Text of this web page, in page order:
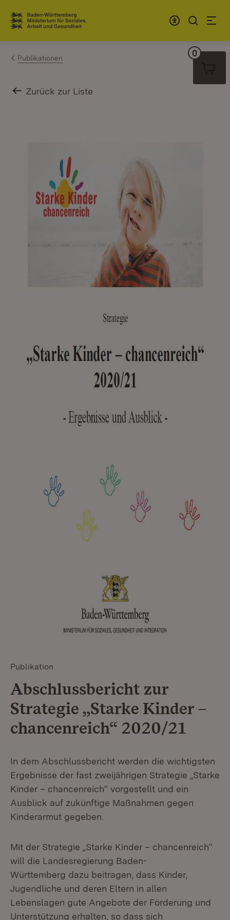
Zum Inhalt springen
Link zur Startseite
Publikationen
Zurück zur Liste
Publikation
Abschlussbericht zur
Strategie „Starke Kinder –
chancenreich“ 2020/21
In dem Abschlussbericht werden die wichtigsten
Ergebnisse der fast zweijährigen Strategie „Starke
Kinder – chancenreich“ vorgestellt und ein
Ausblick auf zukünftige Maßnahmen gegen
Kinderarmut gegeben.
Mit der Strategie „Starke Kinder – chancenreich“
will die Landesregierung Baden-
Württemberg dazu beitragen, dass Kinder,
Jugendliche und deren Eltern in allen
Lebenslagen gute Angebote der Förderung und
Unterstützung erhalten, so dass sich
0